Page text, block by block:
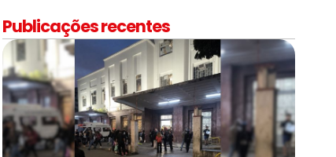
Publicações recentes